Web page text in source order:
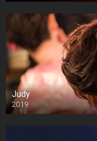
Judy
2019